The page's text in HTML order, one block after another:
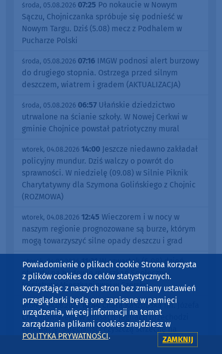
środa, 05.08.2026 07:25 Po nokaucie w Nowym
Sączu, Chojniczanka spróbuje się podnieść w
Nowym Targu. Dziś (5.08) mecz z Podhalem w
Pucharze Polski
środa, 05.08.2026 07:16 IMGW podnosi alert burzowy
do drugiego stopnia. Ostrzega przed silnym
deszczem, wiatrem i gradem (AKTUALIZACJA)
środa, 05.08.2026 06:57 Ułańskie dziedzictwo
utrwalone na ścianie szkoły. W Nowej Cerkwi w
gminie Chojnice powstał patriotyczny mural
wtorek, 04.08.2026 14:00 Jeszcze niedawno zakładał
policyjny mundur. Dziś walczy o powrót do
sprawności. W niedzielę (09.08) w Silnie Piknik
Charytatywny dla Szymona Golińskiego z Chojnic
(ROZMOWA)
wtorek, 04.08.2026 12:45 Wieczorem i w nocy w
naszym regionie prognozowane są burze, którym
mogą towarzyszyć silne opady deszczu i grad
wtorek, 04.08.2026 11:31W czwartek (6.08) dzień
otwarty na budowie mieszkań Społecznej
Inicjatywy Mieszkaniowej w Czersku
wtorek, 04.08.2026 10:44Chata Kaszubska im. Józefa
Chełmowskiego w Brusach-Jagliach przechodzi
renowację. Specjaliści czyszczą strzechę na
dachu
Powiadomienie o plikach cookie Strona korzysta
z plików cookies do celów statystycznych.
Korzystając z naszych stron bez zmiany ustawień
przeglądarki będą one zapisane w pamięci
urządzenia, więcej informacji na temat
zarządzania plikami cookies znajdziesz w
POLITYKA PRYWATNOŚCI. ZAMKNIJ